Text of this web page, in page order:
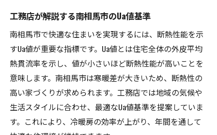
工務店が解説する南相馬市のUa値基準
南相馬市で快適な住まいを実現するには、断熱性能を示
すUa値が重要な指標です。Ua値とは住宅全体の外皮平均
熱貫流率を示し、値が小さいほど断熱性能が高いことを
意味します。南相馬市は寒暖差が大きいため、断熱性の
高い家づくりが求められます。工務店では地域の気候や
生活スタイルに合わせ、最適なUa値基準を提案していま
す。これにより、冷暖房の効率が上がり、年間を通して